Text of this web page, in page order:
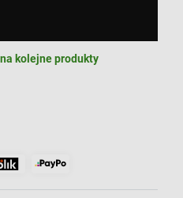
kolejne produkty